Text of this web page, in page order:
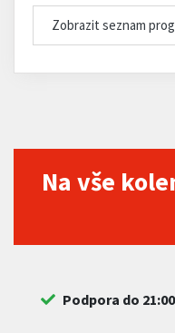
Zobrazit seznam
Na vše
Podpora do 21:00